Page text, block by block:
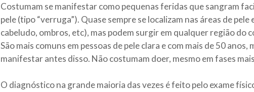
Costumam se manifestar como pequenas feridas que sangram
pele (tipo “verruga”). Quase sempre se localizam nas áreas de
cabeludo, ombros, etc), mas podem surgir em qualquer região do
São mais comuns em pessoas de pele clara e com mais de 50
manifestar antes disso. Não costumam doer, mesmo em fases
O diagnóstico na grande maioria das vezes é feito pelo exame